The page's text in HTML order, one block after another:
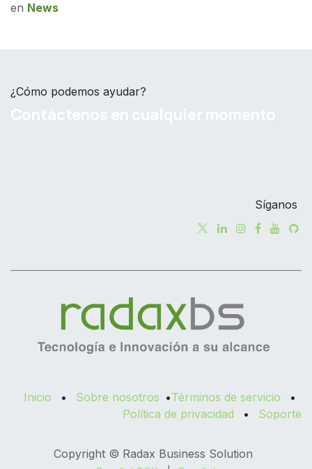
en News
¿Cómo podemos ayudar?
Síganos
Inicio • Sobre nosotros •Términos de servicio
•
Política de privacidad
• Soporte
Copyright © Radax Business Solution